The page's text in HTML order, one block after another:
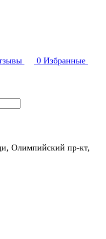
0 Избранные
Олимпийский пр-кт,